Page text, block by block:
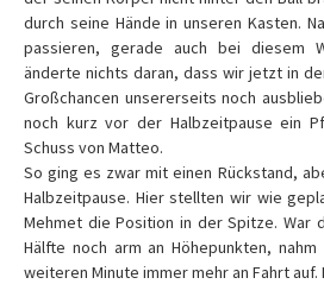
durch seine Hände in unseren Kasten.
passieren, gerade auch bei diesem
änderte nichts daran, dass wir jetzt in
Großchancen unsererseits noch
noch kurz vor der Halbzeitpause ein
Schuss von Matteo.
So ging es zwar mit einen Rückstand,
Halbzeitpause. Hier stellten wir wie
Mehmet die Position in der Spitze. War
Hälfte noch arm an Höhepunkten,
weiteren Minute immer mehr an Fahrt auf.